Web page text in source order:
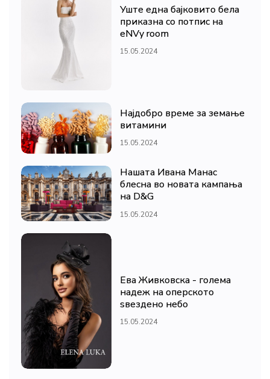
Уште една бајковито бела
приказна со потпис на
eNVy room
15.05.2024
Најдобро време за земање
витамини
15.05.2024
Нашата Ивана Манас
блесна во новата кампања
на D&G
15.05.2024
Ева Живковска - голема
надеж на оперското
ѕвездено небо
15.05.2024